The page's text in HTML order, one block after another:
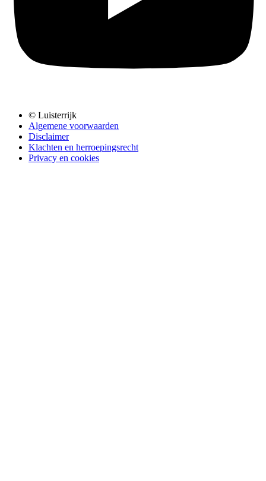
© Luisterrijk
Algemene voorwaarden
Disclaimer
Klachten en herroepingsrecht
Privacy en cookies